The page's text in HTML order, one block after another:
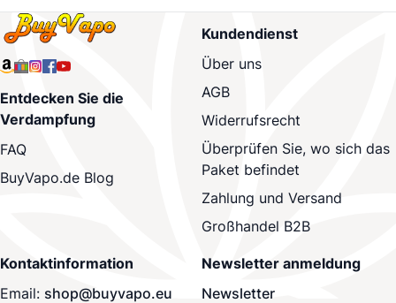
Entdecken Sie die
Verdampfung
FAQ
BuyVapo.de Blog
Kundendienst
Über uns
AGB
Widerrufsrecht
Überprüfen Sie, wo sich das
Paket befindet
Zahlung und Versand
Großhandel B2B
Kontaktinformation
Email: shop@buyvapo.eu
Newsletter anmeldung
Newsletter